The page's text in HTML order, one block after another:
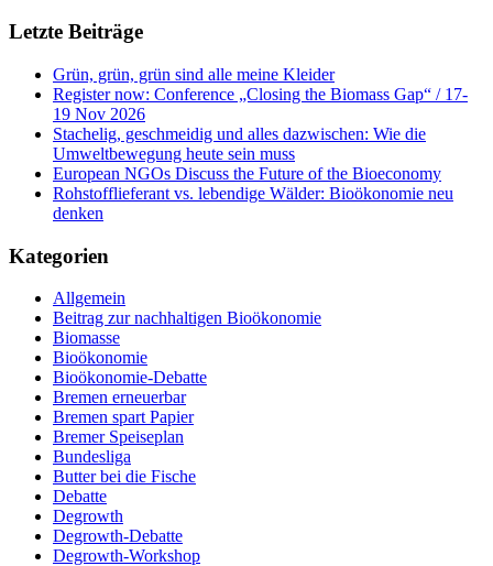
Letzte Beiträge
Grün, grün, grün sind alle meine Kleider
Register now: Conference „Closing the Biomass Gap“ / 17-
19 Nov 2026
Stachelig, geschmeidig und alles dazwischen: Wie die
Umweltbewegung heute sein muss
European NGOs Discuss the Future of the Bioeconomy
Rohstofflieferant vs. lebendige Wälder: Bioökonomie neu
denken
Kategorien
Allgemein
Beitrag zur nachhaltigen Bioökonomie
Biomasse
Bioökonomie
Bioökonomie-Debatte
Bremen erneuerbar
Bremen spart Papier
Bremer Speiseplan
Bundesliga
Butter bei die Fische
Debatte
Degrowth
Degrowth-Debatte
Degrowth-Workshop